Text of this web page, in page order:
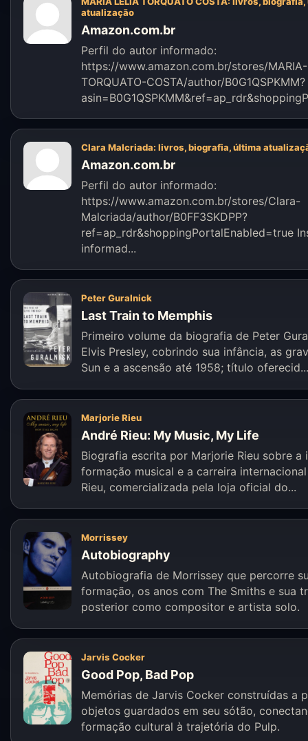
atualização
Amazon.com.br
Perfil do autor informado:
https://www.amazon.com.br/stores/
TORQUATO-COSTA/author/B0G1QSPKMM?
Clara Malcriada: livros, biografia, última
Amazon.com.br
Perfil do autor informado:
https://www.amazon.com.br/stores/Clara-
Malcriada/author/B0FF3SKDPP?
ref=ap_rdr&shoppingPortalEnabled=true
informad...
Peter Guralnick
Last Train to Memphis
Primeiro volume da biografia de Peter
Elvis Presley, cobrindo sua infância, as
Sun e a ascensão até 1958; título oferecid...
Marjorie Rieu
André Rieu: My Music, My Life
Biografia escrita por Marjorie Rieu sobre a
formação musical e a carreira
Rieu, comercializada pela loja oficial do...
Morrissey
Autobiography
Autobiografia de Morrissey que percorre
formação, os anos com The Smiths e sua
posterior como compositor e artista solo.
Jarvis Cocker
Good Pop, Bad Pop
Memórias de Jarvis Cocker construídas a
objetos guardados em seu sótão,
formação cultural à trajetória do Pulp.